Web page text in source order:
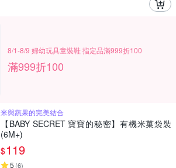
8/1-8/9 婦幼玩具童裝鞋 指定品滿999折100
滿999折100
米與蔬果的完美結合
【BABY SECRET 寶寶的秘密】有機米菓袋裝
(6M+)
$119
5 (6)